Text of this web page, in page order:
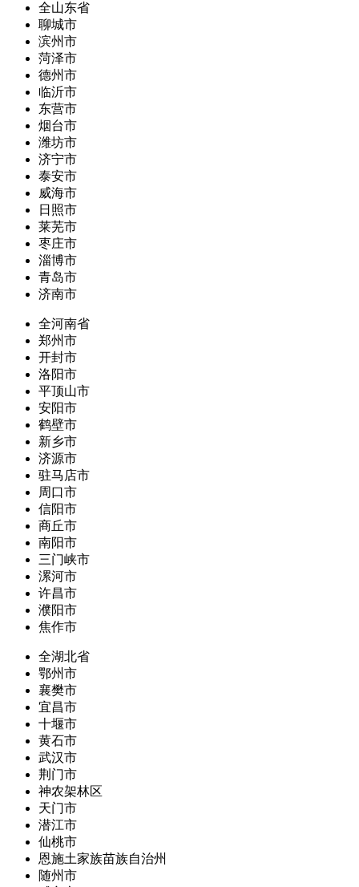
全山东省
聊城市
滨州市
菏泽市
德州市
临沂市
东营市
烟台市
潍坊市
济宁市
泰安市
威海市
日照市
莱芜市
枣庄市
淄博市
青岛市
济南市
全河南省
郑州市
开封市
洛阳市
平顶山市
安阳市
鹤壁市
新乡市
济源市
驻马店市
周口市
信阳市
商丘市
南阳市
三门峡市
漯河市
许昌市
濮阳市
焦作市
全湖北省
鄂州市
襄樊市
宜昌市
十堰市
黄石市
武汉市
荆门市
神农架林区
天门市
潜江市
仙桃市
恩施土家族苗族自治州
随州市